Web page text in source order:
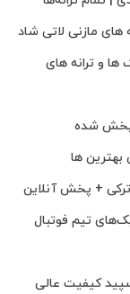
های مازنی لاتی شاد
و ترانه‌ های
پخش شده
بهترین ها
+ پخش آنلاین
تیم فوتبال
کیفیت عالی